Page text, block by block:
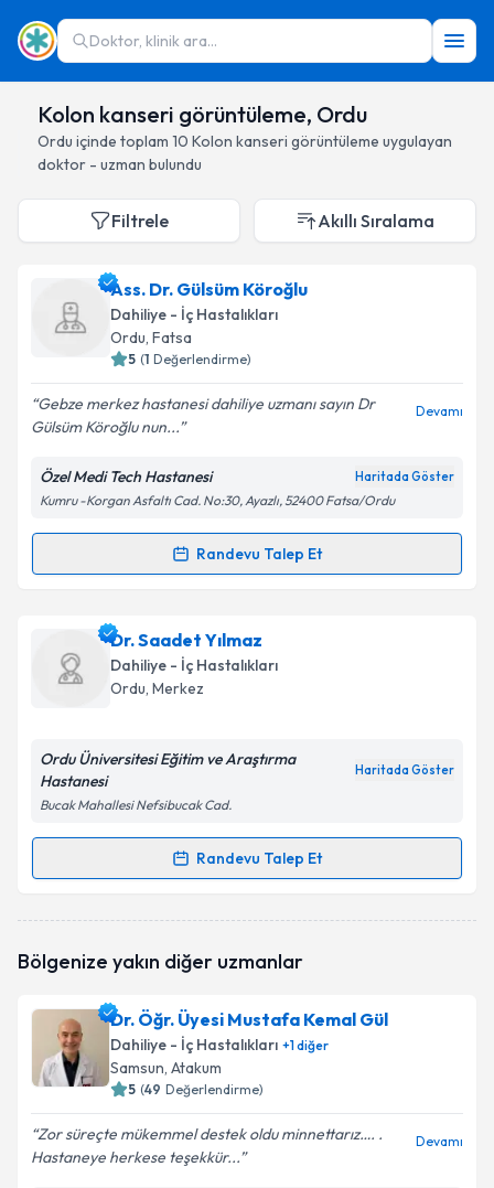
Doktor, klinik ara...
Kolon kanseri görüntüleme, Ordu
Ordu içinde toplam 10 Kolon kanseri görüntüleme uygulayan
doktor - uzman bulundu
Filtrele Akıllı Sıralama
Ass. Dr. Gülsüm Köroğlu
Dahiliye - İç Hastalıkları
Ordu, Fatsa
5 (1 Değerlendirme)
Gebze merkez hastanesi dahiliye uzmanı sayın Dr
Gülsüm Köroğlu nun...
Devamı
Özel Medi Tech Hastanesi Haritada Göster
Kumru -Korgan Asfaltı Cad. No:30, Ayazlı, 52400 Fatsa/Ordu
Randevu Talep Et
Randevu Takvimi Talebi
Ass. Dr. Gülsüm Köroğluiçin randevu takvimi talebi
oluşturun. Size bu uzmandan randevu almanız için bir
takvim hazırlandığında e-posta ile bilgilendireceğiz.
Kişisel verilerimin işlenmesine ilişkinAydınlatma
'ni okudum ve kişisel verilerimin belirtilen
kapsamda işlenmesini kabul ediyorum.
Dr. Saadet Yılmaz
Dahiliye - İç Hastalıkları
Ordu, Merkez
Ordu Üniversitesi Eğitim ve Araştırma
Hastanesi
Haritada Göster
Bucak Mahallesi Nefsibucak Cad.
Randevu Talep Et
Randevu Takvimi Talebi
oluşturun. Size bu uzmandan randevu almanız için bir
E-posta Adresiniz
Kişisel verilerimin işlenmesine ilişkinAydınlatma
Metni'ni okudum ve kişisel verilerimin belirtilen
Bölgenize yakın diğer uzmanlar
Dr. Öğr. Üyesi Mustafa Kemal Gül
Dahiliye - İç Hastalıkları +1diğer
Samsun, Atakum
5 (49 Değerlendirme)
Zor süreçte mükemmel destek oldu minnettarız…. .
Hastaneye herkese teşekkür...
Devamı